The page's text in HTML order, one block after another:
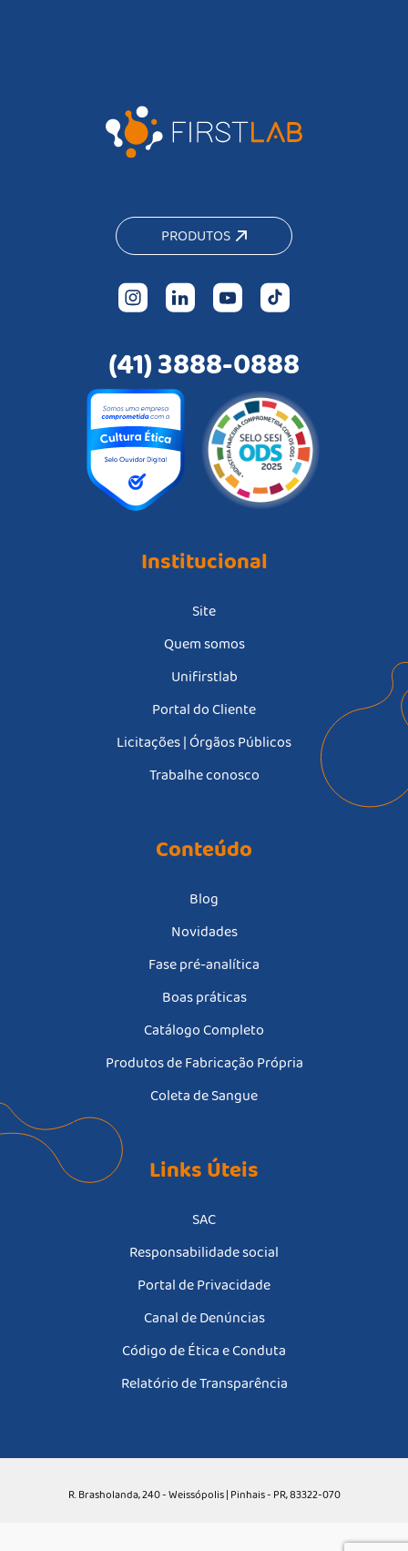
PRODUTOS
(41) 3888-0888
Institucional
Site
Quem somos
Unifirstlab
Portal do Cliente
Licitações | Órgãos Públicos
Trabalhe conosco
Conteúdo
Blog
Novidades
Fase pré-analítica
Boas práticas
Catálogo Completo
Produtos de Fabricação Própria
Coleta de Sangue
Links Úteis
SAC
Responsabilidade social
Portal de Privacidade
Canal de Denúncias
Código de Ética e Conduta
Relatório de Transparência
R. Brasholanda, 240 - Weissópolis | Pinhais - PR, 83322-070